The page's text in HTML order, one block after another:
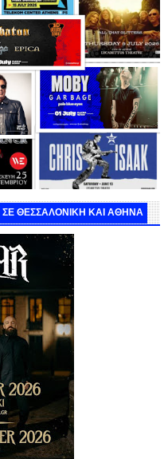
ΣΕ ΘΕΣΣΑΛΟΝΙΚΗ ΚΑΙ ΑΘΗΝΑ